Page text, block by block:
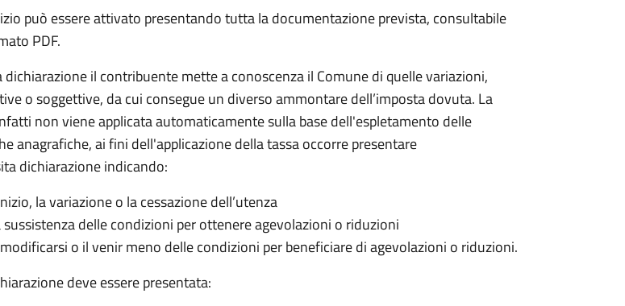
può essere attivato presentando tutta la documentazione prevista, consultabile
PDF.
dichiarazione il contribuente mette a conoscenza il Comune di quelle variazioni,
o soggettive, da cui consegue un diverso ammontare dell’imposta dovuta. La
non viene applicata automaticamente sulla base dell'espletamento delle
anagrafiche, ai fini dell'applicazione della tassa occorre presentare
dichiarazione indicando:
la variazione o la cessazione dell’utenza
sussistenza delle condizioni per ottenere agevolazioni o riduzioni
o il venir meno delle condizioni per beneficiare di agevolazioni o riduzioni.
deve essere presentata: